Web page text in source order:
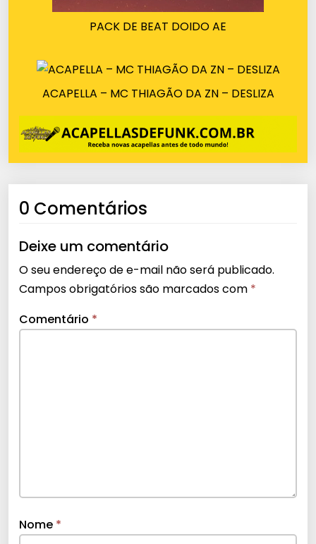
PACK DE BEAT DOIDO AE
ACAPELLA – MC THIAGÃO DA ZN – DESLIZA
0 Comentários
Deixe um comentário
O seu endereço de e-mail não será publicado.
Campos obrigatórios são marcados com *
Comentário *
Nome *